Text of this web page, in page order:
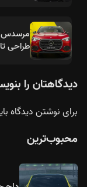
طراحی
دیدگاهتان را
برای نوشتن دیدگاه
محبوب‌ترین